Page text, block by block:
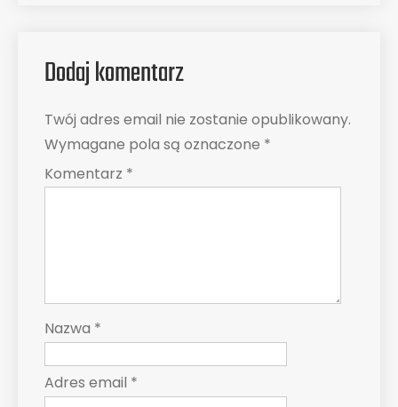
Dodaj komentarz
Twój adres email nie zostanie opublikowany.
Wymagane pola są oznaczone *
Komentarz *
Nazwa *
Adres email *